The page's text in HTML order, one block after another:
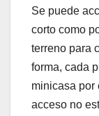
Se puede
corto como
terreno para
forma, cada
minicasa por
acceso no